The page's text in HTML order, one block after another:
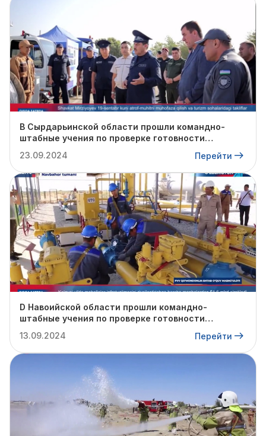
В Сырдарьинской области прошли командно-
штабные учения по проверке готовности
отопительному сезону.
23.09.2024 Перейти
D Навоийской области прошли командно-
штабные учения по проверке готовности
отопительному сезону.
13.09.2024 Перейти